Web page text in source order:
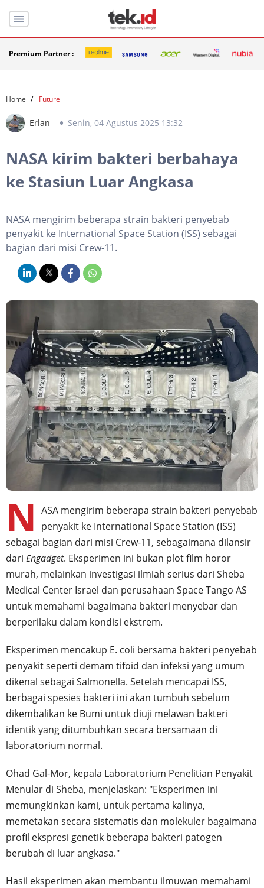
Premium Partner :
Home Future
Erlan Senin, 04 Agustus 2025 13:32
NASA kirim bakteri berbahaya
ke Stasiun Luar Angkasa
NASA mengirim beberapa strain bakteri penyebab
penyakit ke International Space Station (ISS) sebagai
bagian dari misi Crew-11.
N ASA mengirim beberapa strain bakteri penyebab
penyakit ke International Space Station (ISS)
sebagai bagian dari misi Crew-11, sebagaimana dilansir
dari Engadget. Eksperimen ini bukan plot film horor
murah, melainkan investigasi ilmiah serius dari Sheba
Medical Center Israel dan perusahaan Space Tango AS
untuk memahami bagaimana bakteri menyebar dan
berperilaku dalam kondisi ekstrem.
Eksperimen mencakup E. coli bersama bakteri penyebab
penyakit seperti demam tifoid dan infeksi yang umum
dikenal sebagai Salmonella. Setelah mencapai ISS,
berbagai spesies bakteri ini akan tumbuh sebelum
dikembalikan ke Bumi untuk diuji melawan bakteri
identik yang ditumbuhkan secara bersamaan di
laboratorium normal.
Ohad Gal-Mor, kepala Laboratorium Penelitian Penyakit
Menular di Sheba, menjelaskan: "Eksperimen ini
memungkinkan kami, untuk pertama kalinya,
memetakan secara sistematis dan molekuler bagaimana
profil ekspresi genetik beberapa bakteri patogen
berubah di luar angkasa."
Hasil eksperimen akan membantu ilmuwan memahami